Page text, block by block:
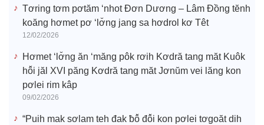
Tơring tơm pơtăm ‘nhot Đơn Dương – Lâm Đồng tĕnh
koăng hơmet pơ ‘lơ̆ng jang sa hơdrol kơ Têt
12/02/2026
Hơmet ‘lơ̆ng ăn ‘măng pôk rơih Kơdră tang măt Kuôk
hô̆i jăl XVI păng Kơdră tang măt Jơnŭm vei lăng kon
pơlei rim kâp
09/02/2026
“Puih mak sơlam teh đak ƀô̆ đô̆i kon pơlei tơgoăt dih